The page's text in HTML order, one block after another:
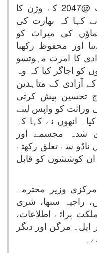
وزیر اعظم کے وکست بھارت @2047 کے وژن کا
کہا کہ بھارت کی
کی میراث کو
اور محفوظ رکھنا
کا امرت مہوتسو
اجاگر کیا کہ وہ
آزادی کے متاہدین
تحسین پیش کرتی
وراثت کو واپس لینے
انھوں نے کہا کہ
642 چوری شدہ مجسمے اور
سے تعلق رکھتے
ان کوششوں کو قابل
وزیر محترمہ
راجیہ سبھا، شری
برائے اطلاعات،
ایل۔ مرگن اور دیگر